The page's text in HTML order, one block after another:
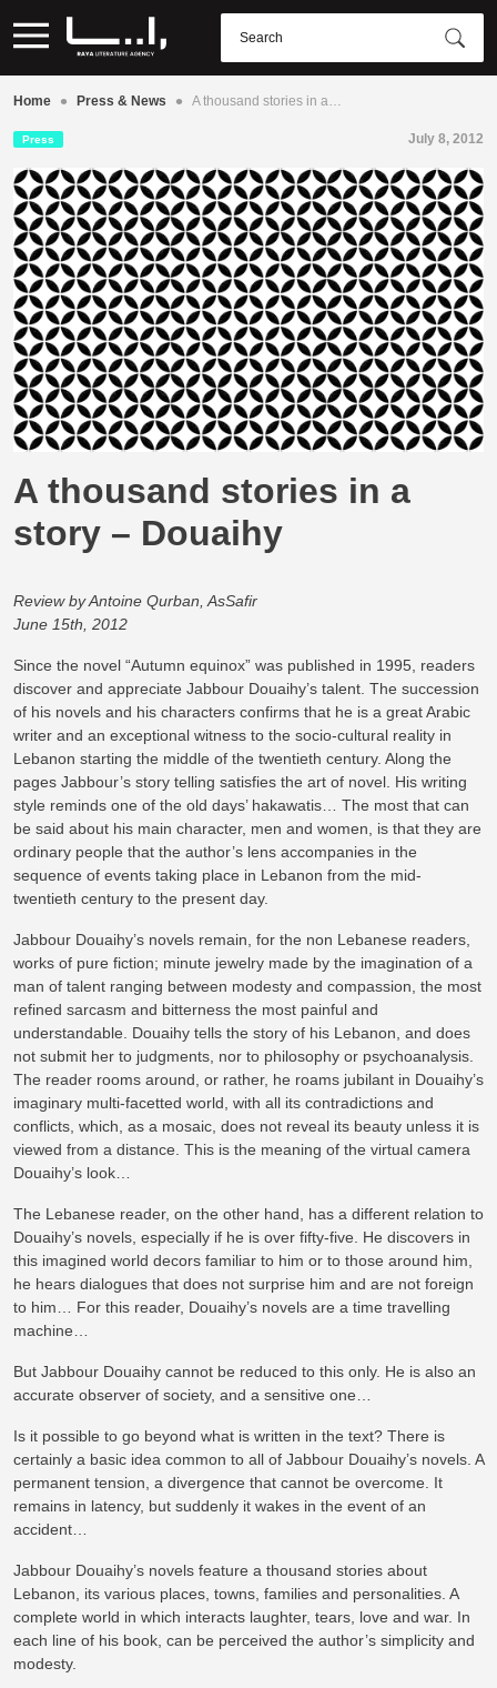
Home • Press & News • A thousand stories in a…
Press July 8, 2012
A thousand stories in a
story – Douaihy
Review by Antoine Qurban, AsSafir
June 15th, 2012
Since the novel “Autumn equinox” was published in 1995, readers
discover and appreciate Jabbour Douaihy’s talent. The succession
of his novels and his characters confirms that he is a great Arabic
writer and an exceptional witness to the socio-cultural reality in
Lebanon starting the middle of the twentieth century. Along the
pages Jabbour’s story telling satisfies the art of novel. His writing
style reminds one of the old days’ hakawatis… The most that can
be said about his main character, men and women, is that they are
ordinary people that the author’s lens accompanies in the
sequence of events taking place in Lebanon from the mid-
twentieth century to the present day.
Jabbour Douaihy’s novels remain, for the non Lebanese readers,
works of pure fiction; minute jewelry made by the imagination of a
man of talent ranging between modesty and compassion, the most
refined sarcasm and bitterness the most painful and
understandable. Douaihy tells the story of his Lebanon, and does
not submit her to judgments, nor to philosophy or psychoanalysis.
The reader rooms around, or rather, he roams jubilant in Douaihy’s
imaginary multi-facetted world, with all its contradictions and
conflicts, which, as a mosaic, does not reveal its beauty unless it is
viewed from a distance. This is the meaning of the virtual camera
Douaihy’s look…
The Lebanese reader, on the other hand, has a different relation to
Douaihy’s novels, especially if he is over fifty-five. He discovers in
this imagined world decors familiar to him or to those around him,
he hears dialogues that does not surprise him and are not foreign
to him… For this reader, Douaihy’s novels are a time travelling
machine…
But Jabbour Douaihy cannot be reduced to this only. He is also an
accurate observer of society, and a sensitive one…
Is it possible to go beyond what is written in the text? There is
certainly a basic idea common to all of Jabbour Douaihy’s novels. A
permanent tension, a divergence that cannot be overcome. It
remains in latency, but suddenly it wakes in the event of an
accident…
Jabbour Douaihy’s novels feature a thousand stories about
Lebanon, its various places, towns, families and personalities. A
complete world in which interacts laughter, tears, love and war. In
each line of his book, can be perceived the author’s simplicity and
modesty.